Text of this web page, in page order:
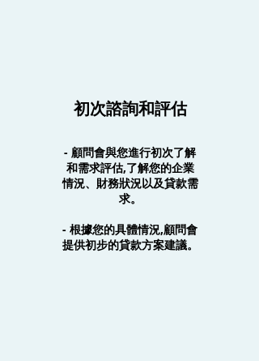
初次諮詢和評估
- 顧問會與您進行初次了解
和需求評估,了解您的企業
情況、財務狀況以及貸款需
求。
- 根據您的具體情況,顧問會
提供初步的貸款方案建議。